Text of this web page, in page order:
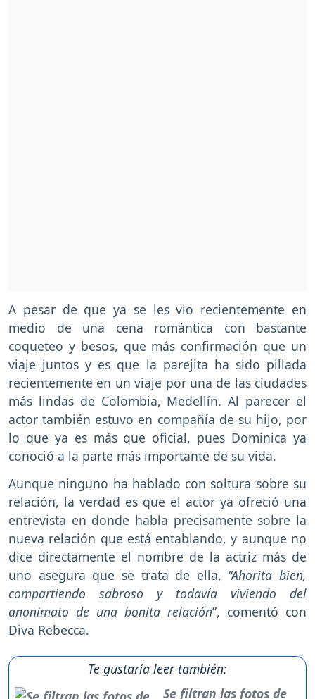
A pesar de que ya se les vio recientemente en
medio de una cena romántica con bastante
coqueteo y besos, que más confirmación que un
viaje juntos y es que la parejita ha sido pillada
recientemente en un viaje por una de las ciudades
más lindas de Colombia, Medellín. Al parecer el
actor también estuvo en compañía de su hijo, por
lo que ya es más que oficial, pues Dominica ya
conoció a la parte más importante de su vida.
Aunque ninguno ha hablado con soltura sobre su
relación, la verdad es que el actor ya ofreció una
entrevista en donde habla precisamente sobre la
nueva relación que está entablando, y aunque no
dice directamente el nombre de la actriz más de
uno asegura que se trata de ella, “Ahorita bien,
compartiendo sabroso y todavía viviendo del
anonimato de una bonita relación”, comentó con
Diva Rebecca.
Te gustaría leer también:
Se filtran las fotos de